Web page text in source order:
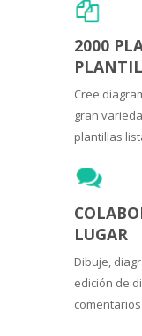
2000
Cree
gran
plantillas
LUGAR
Dibuje,
edición de